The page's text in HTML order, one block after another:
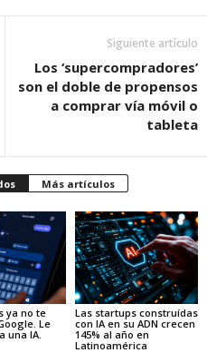
Siguiente artículo
Los ‘supercompradores’
son el doble de propensos
a comprar vía móvil o
tableta
Más artículos
ya no te
Le
una IA.
Las startups construídas
con IA en su ADN crecen
145% al año en
Latinoamérica